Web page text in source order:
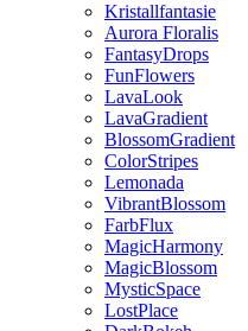
Kristallfantasie
Aurora Floralis
FantasyDrops
FunFlowers
LavaLook
LavaGradient
BlossomGradient
ColorStripes
Lemonada
VibrantBlossom
FarbFlux
MagicHarmony
MagicBlossom
MysticSpace
LostPlace